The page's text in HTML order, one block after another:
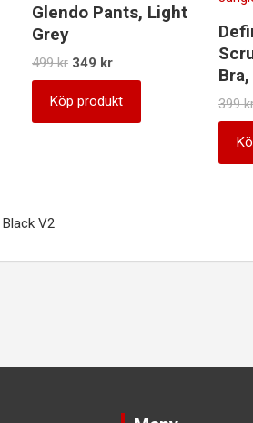
Glendo Pants, Light
Grey
499kr Det
ursprungliga
priset
var:
349 krDet
nuvarande
priset
är:
Köp produkt 399
V2